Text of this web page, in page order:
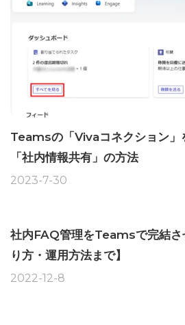
Teamsの「Vivaコネクション」
「社内情報共有」の方法
2023-7-30
社内FAQ管理をTeamsで完結さ
り方・運用方法まで】
2022-12-8